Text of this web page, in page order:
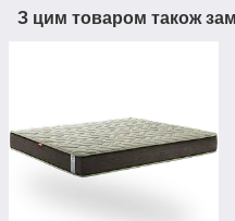
З цим товаром також